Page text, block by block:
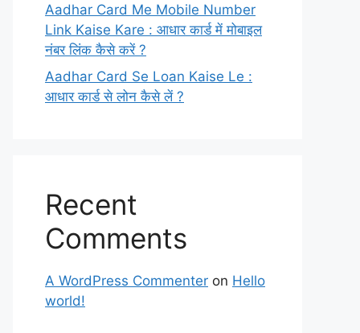
Aadhar Card Me Mobile Number
Link Kaise Kare : आधार कार्ड में मोबाइल
नंबर लिंक कैसे करें ?
Aadhar Card Se Loan Kaise Le :
आधार कार्ड से लोन कैसे लें ?
Recent
Comments
A WordPress Commenter on Hello
world!